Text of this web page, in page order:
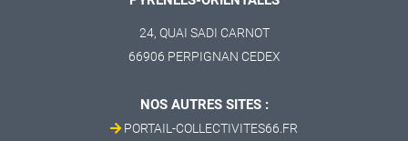
24, QUAI SADI CARNOT
66906 PERPIGNAN CEDEX
NOS AUTRES SITES :
PORTAIL-COLLECTIVITES66.FR